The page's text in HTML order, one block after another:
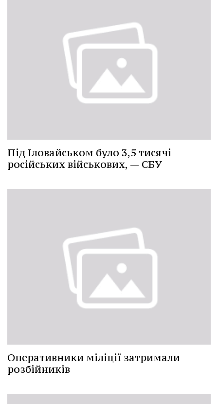
Під Іловайськом було 3,5 тисячі
російських військових, — СБУ
Оперативники міліції затримали
розбійників